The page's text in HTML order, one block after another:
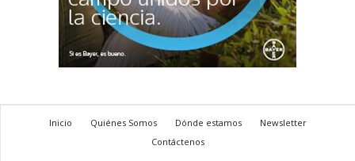
Inicio Quiénes Somos Dónde estamos
Newsletter
Contáctenos